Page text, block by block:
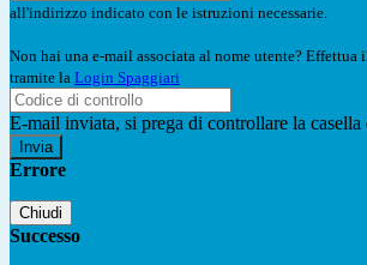
all'indirizzo indicato con le istruzioni necessarie.
Non hai una e-mail associata al nome utente? Effettua
tramite la Login Spaggiari
E-mail inviata, si prega di controllare la casella
Errore
Chiudi
Successo